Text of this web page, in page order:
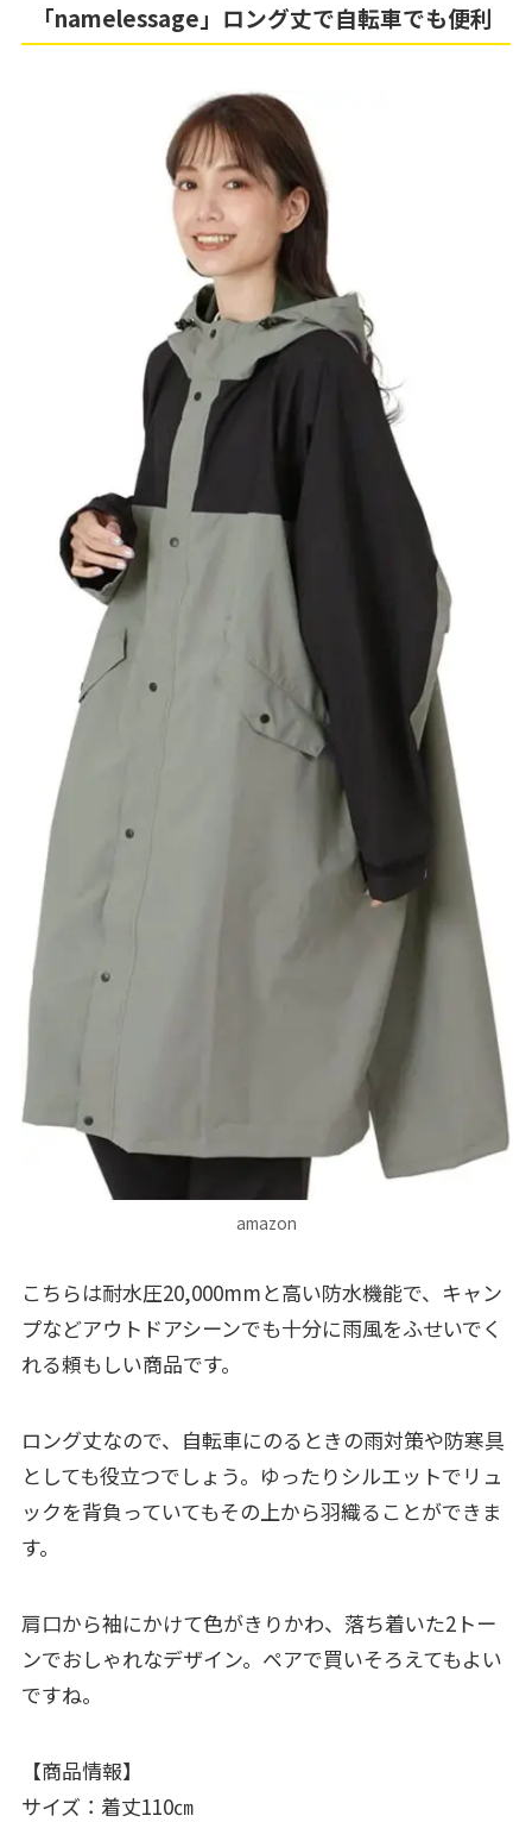
「namelessage」ロング丈で自転車でも便利
amazon
こちらは耐水圧20,000mmと高い防水機能で、キャン
プなどアウトドアシーンでも十分に雨風をふせいでく
れる頼もしい商品です。
ロング丈なので、自転車にのるときの雨対策や防寒具
としても役立つでしょう。ゆったりシルエットでリュ
ックを背負っていてもその上から羽織ることができま
す。
肩口から袖にかけて色がきりかわ、落ち着いた2トー
ンでおしゃれなデザイン。ペアで買いそろえてもよい
ですね。
【商品情報】
サイズ：着丈110㎝